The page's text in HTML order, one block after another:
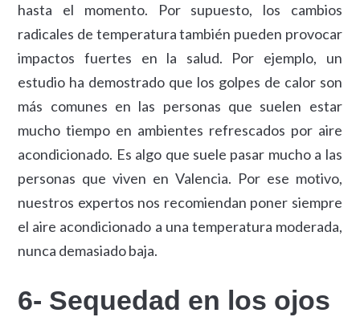
hasta el momento. Por supuesto, los cambios
radicales de temperatura también pueden provocar
impactos fuertes en la salud. Por ejemplo, un
estudio ha demostrado que los golpes de calor son
más comunes en las personas que suelen estar
mucho tiempo en ambientes refrescados por aire
acondicionado. Es algo que suele pasar mucho a las
personas que viven en Valencia. Por ese motivo,
nuestros expertos nos recomiendan poner siempre
el aire acondicionado a una temperatura moderada,
nunca demasiado baja.
6- Sequedad en los ojos